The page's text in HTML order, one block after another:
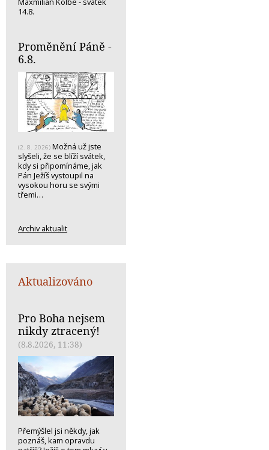
14.8.
Proměnění Páně -
6.8.
(2. 8. 2026) Možná už jste
slyšeli, že se blíží svátek,
kdy si připomínáme, jak
Pán Ježíš vystoupil na
vysokou horu se svými
třemi…
Archiv aktualit
Aktualizováno
Pro Boha nejsem
nikdy ztracený!
(8.8.2026, 11:38)
Přemýšlel jsi někdy, jak
poznáš, kam opravdu